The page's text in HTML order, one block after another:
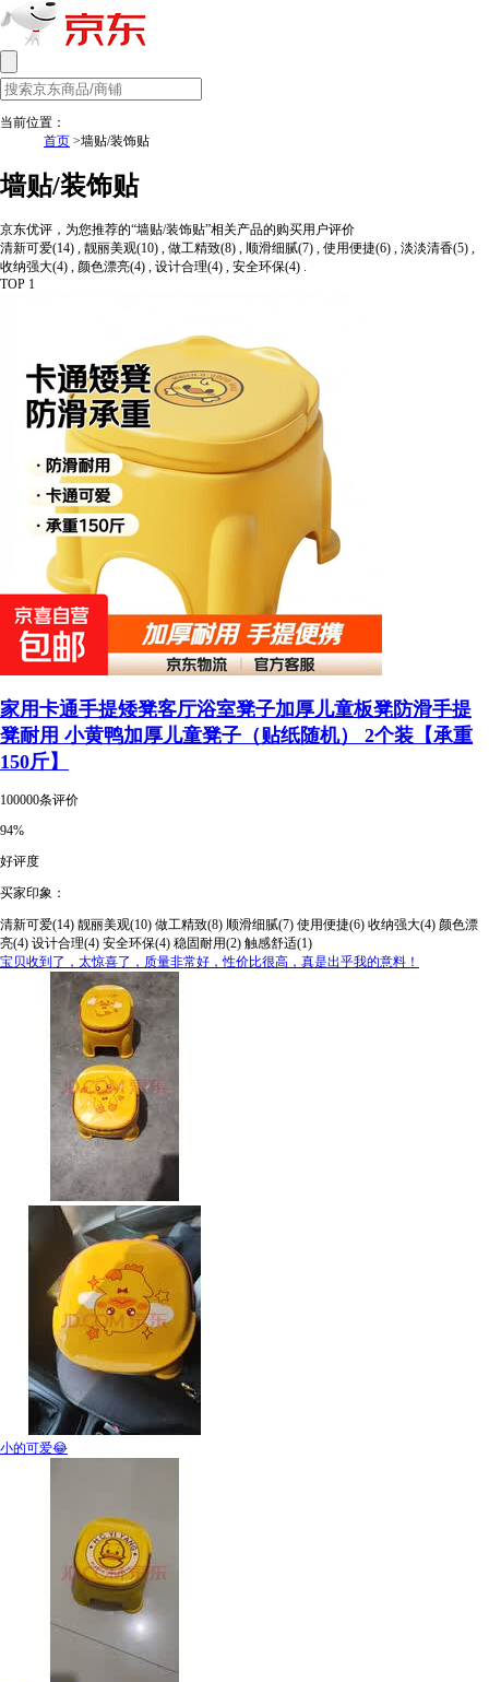
当前位置：
首页 >墙贴/装饰贴
墙贴/装饰贴
京东优评，为您推荐的“墙贴/装饰贴”相关产品的购买用户评价
清新可爱(14) , 靓丽美观(10) , 做工精致(8) , 顺滑细腻(7) , 使用便捷(6) , 淡淡清香(5) ,
收纳强大(4) , 颜色漂亮(4) , 设计合理(4) , 安全环保(4) .
TOP 1
家用卡通手提矮凳客厅浴室凳子加厚儿童板凳防滑手提
凳耐用 小黄鸭加厚儿童凳子（贴纸随机） 2个装【承重
150斤】
100000条评价
94%
好评度
买家印象：
清新可爱(14) 靓丽美观(10) 做工精致(8) 顺滑细腻(7) 使用便捷(6) 收纳强大(4) 颜色漂
亮(4) 设计合理(4) 安全环保(4) 稳固耐用(2) 触感舒适(1)
宝贝收到了，太惊喜了，质量非常好，性价比很高，真是出乎我的意料！
小的可爱😂